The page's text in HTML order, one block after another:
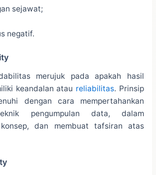
sejawat;
negatif.
merujuk pada apakah hasil
keandalan atau reliabilitas. Prinsip
dengan cara mempertahankan
pengumpulan data, dalam
konsep, dan membuat tafsiran atas